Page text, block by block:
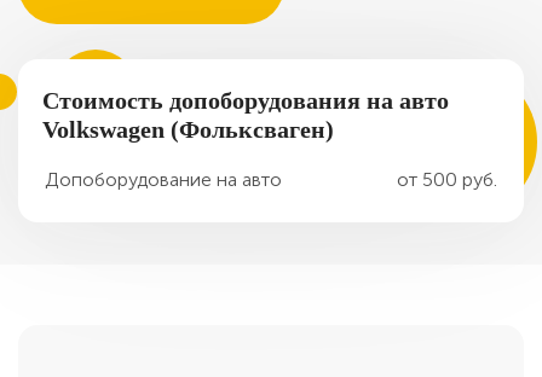
Стоимость допоборудования на авто
Volkswagen (Фольксваген)
Допоборудование на авто от 500 руб.